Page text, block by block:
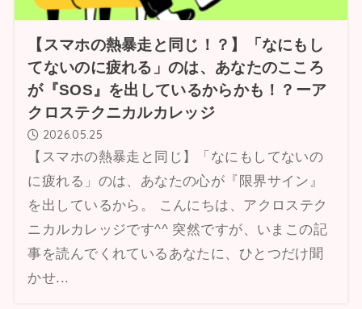
【スマホの熱暴走と同じ！？】「なにもし
てないのに疲れる」のは、あなたのこころ
が『SOS』を出しているからかも！？ーア
クロステクニカルカレッジ
2026.05.25
【スマホの熱暴走と同じ】「なにもしてないの
に疲れる」のは、あなたの心が『限界サイン』
を出しているから。 こんにちは、アクロステク
ニカルカレッジです^^ 突然ですが、いまこの記
事を読んでくれているあなたに、ひとつだけ聞
かせ...